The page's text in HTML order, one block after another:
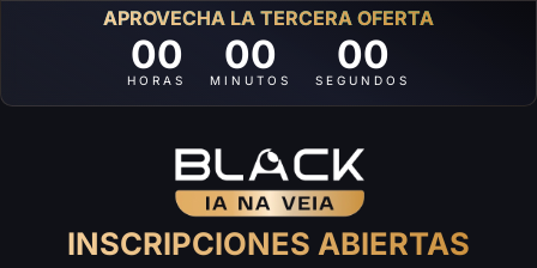
APROVECHA LA TERCERA OFERTA
00
HORAS
00
MINUTOS
00
SEGUNDOS
INSCRIPCIONES ABIERTAS